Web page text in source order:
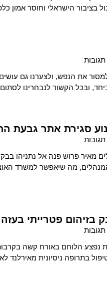
בציבור הישראלי וחוסר אמון
תגובות
את הנפש, ולצערנו גם
ובכל הקשור לנבחרינו
סגירת אתר גבעת
תגובות
מאיר פרוש פנה אל נתניהו
מה שיאפשר למשרד
בזיהום פטרייתי
תגובות
נפצע הלוחם באורח קשה
בתרופה ניסיונית מאירלנד